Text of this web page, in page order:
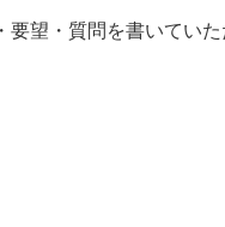
要望・質問を書いてい